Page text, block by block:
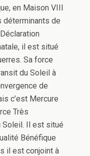
en Maison VIII
déterminants de
il est situé
Sa force
du Soleil à
de
c’est Mercure
Très
Soleil. Il est situé
Bénéfique
il est conjoint à